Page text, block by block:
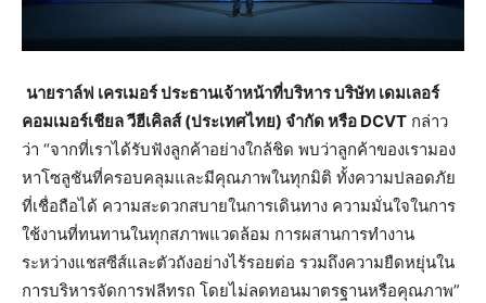
นายราล์ฟ เครเมอร์ประธานเจ้าหน้าที่บริหารบริษัท เดมเลอร์
คอมเมอร์เชียลวีฮีเคิลส์(ประเทศไทย) จำกัดหรือ DCVT กล่าว
ว่า “จากที่เราได้รับฟังลูกค้าอย่างใกล้ชิด พบว่าลูกค้าของเรามอง
หาโซลูชันที่ครอบคลุมและมีคุณภาพในทุกมิติ ทั้งความปลอดภัย
ที่เชื่อถือได้ ความสะดวกสบายในการเดินทาง ความมั่นใจในการ
ใช้งานที่ทนทานในทุกสภาพแวดล้อม การผสานการทำงาน
ระหว่างแชสซีส์และตัวถังอย่างไร้รอยต่อ รวมถึงความยืดหยุ่นใน
การบริหารจัดการฟลีทรถ โดยไม่ลดทอนมาตรฐานหรือคุณภาพ”